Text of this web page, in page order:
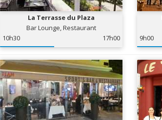
La Terrasse du Plaza
Bar Lounge, Restaurant
10h30
17h00
9h00